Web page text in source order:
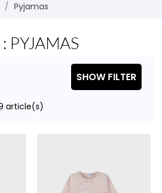
Pyjamas
PYJAMAS
SHOW FILTER
article(s)